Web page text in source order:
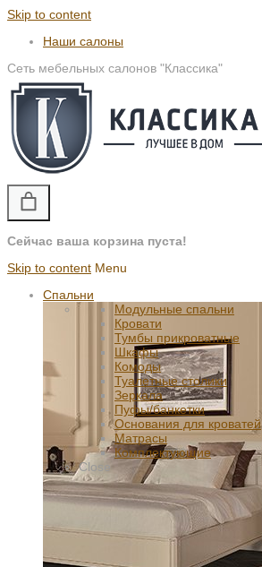
Skip to content
Наши салоны
Сеть мебельных салонов "Классика"
Сейчас ваша корзина пуста!
Skip to content Menu
Спальни
Модульные спальни
Кровати
Тумбы прикроватные
Шкафы
Комоды
Туалетные столики
Зеркала
Пуфы/банкетки
Основания для кроватей
Матрасы
Комплектующие
Close